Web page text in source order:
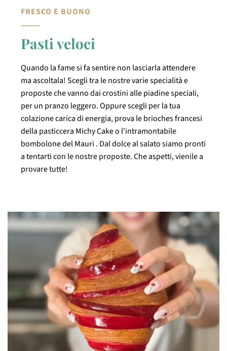
FRESCO E BUONO
Pasti veloci
Quando la fame si fa sentire non lasciarla attendere
ma ascoltala! Scegli tra le nostre varie specialità e
proposte che vanno dai crostini alle piadine speciali,
per un pranzo leggero. Oppure scegli per la tua
colazione carica di energia, prova le brioches francesi
della pasticcera Michy Cake o l'intramontabile
bombolone del Mauri . Dal dolce al salato siamo pronti
a tentarti con le nostre proposte. Che aspetti, vienile a
provare tutte!